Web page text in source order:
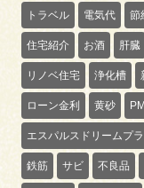
トラベル 電気代 節
住宅紹介 お酒 肝臓
リノベ住宅 浄化槽
ローン金利 黄砂
エスパルスドリームプ
鉄筋 サビ 不良品